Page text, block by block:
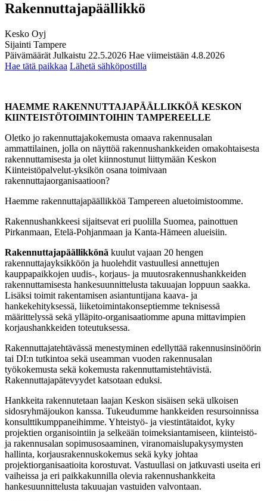
Rakennuttajapäällikkö
Kesko Oyj
Sijainti Tampere
Päivämäärät Julkaistu 22.5.2026 Hae viimeistään 4.8.2026
Hae tätä paikkaa Lähetä sähköpostilla
HAEMME RAKENNUTTAJAPÄÄLLIKKÖÄ KESKON
KIINTEISTÖTOIMINTOIHIN TAMPEREELLE
Oletko jo rakennuttajakokemusta omaava rakennusalan
ammattilainen, jolla on näyttöä rakennushankkeiden omakohtaisesta
rakennuttamisesta ja olet kiinnostunut liittymään Keskon
Kiinteistöpalvelut-yksikön osana toimivaan
rakennuttajaorganisaatioon?
Haemme rakennuttajapäällikköä Tampereen aluetoimistoomme.
Rakennushankkeesi sijaitsevat eri puolilla Suomea, painottuen
Pirkanmaan, Etelä-Pohjanmaan ja Kanta-Hämeen alueisiin.
Rakennuttajapäällikkönä kuulut vajaan 20 hengen
rakennuttajayksikköön ja huolehdit vastuullesi annettujen
kauppapaikkojen uudis-, korjaus- ja muutosrakennushankkeiden
rakennuttamisesta hankesuunnittelusta takuuajan loppuun saakka.
Lisäksi toimit rakentamisen asiantuntijana kaava- ja
hankekehityksessä, liiketoimintakonseptiemme teknisessä
määrittelyssä sekä ylläpito-organisaatiomme apuna mittavimpien
korjaushankkeiden toteutuksessa.
Rakennuttajatehtävässä menestyminen edellyttää rakennusinsinöörin
tai DI:n tutkintoa sekä useamman vuoden rakennusalan
työkokemusta sekä kokemusta rakennuttamistehtävistä.
Rakennuttajapätevyydet katsotaan eduksi.
Hankkeita rakennutetaan laajan Keskon sisäisen sekä ulkoisen
sidosryhmäjoukon kanssa. Tukeudumme hankkeiden resursoinnissa
konsulttikumppaneihimme. Yhteistyö- ja viestintätaidot, kyky
projektien organisointiin ja selkeään toimeksiantamiseen, kiinteistö-
ja rakennusalan sopimusosaaminen, viranomaislupakysymysten
hallinta, korjausrakennuskokemus sekä kyky johtaa
projektiorganisaatioita korostuvat. Vastuullasi on jatkuvasti useita eri
vaiheissa ja eri paikkakunnilla olevia rakennushankkeita
hankesuunnittelusta takuuajan vastuiden valvontaan.